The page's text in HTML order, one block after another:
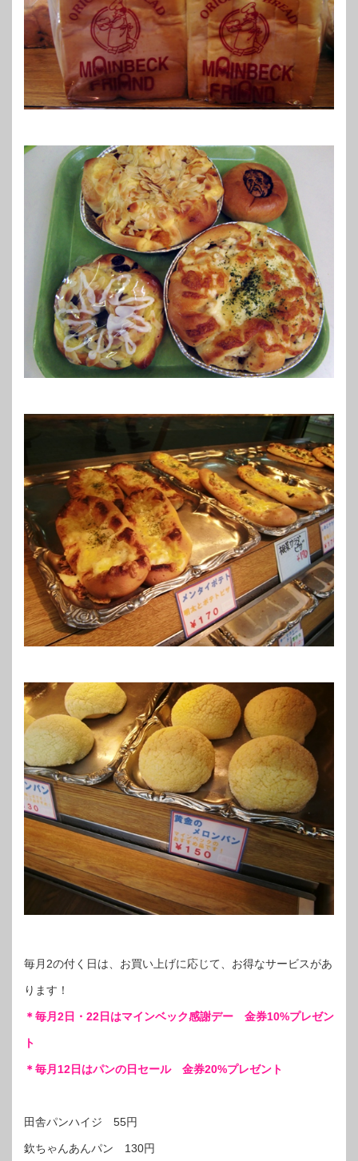
毎月2の付く日は、お買い上げに応じて、お得なサービスがあ
ります！
＊毎月2日・22日はマインベック感謝デー 金券10%プレゼン
ト
＊毎月12日はパンの日セール 金券20%プレゼント
田舎パンハイジ 55円
欽ちゃんあんパン 130円